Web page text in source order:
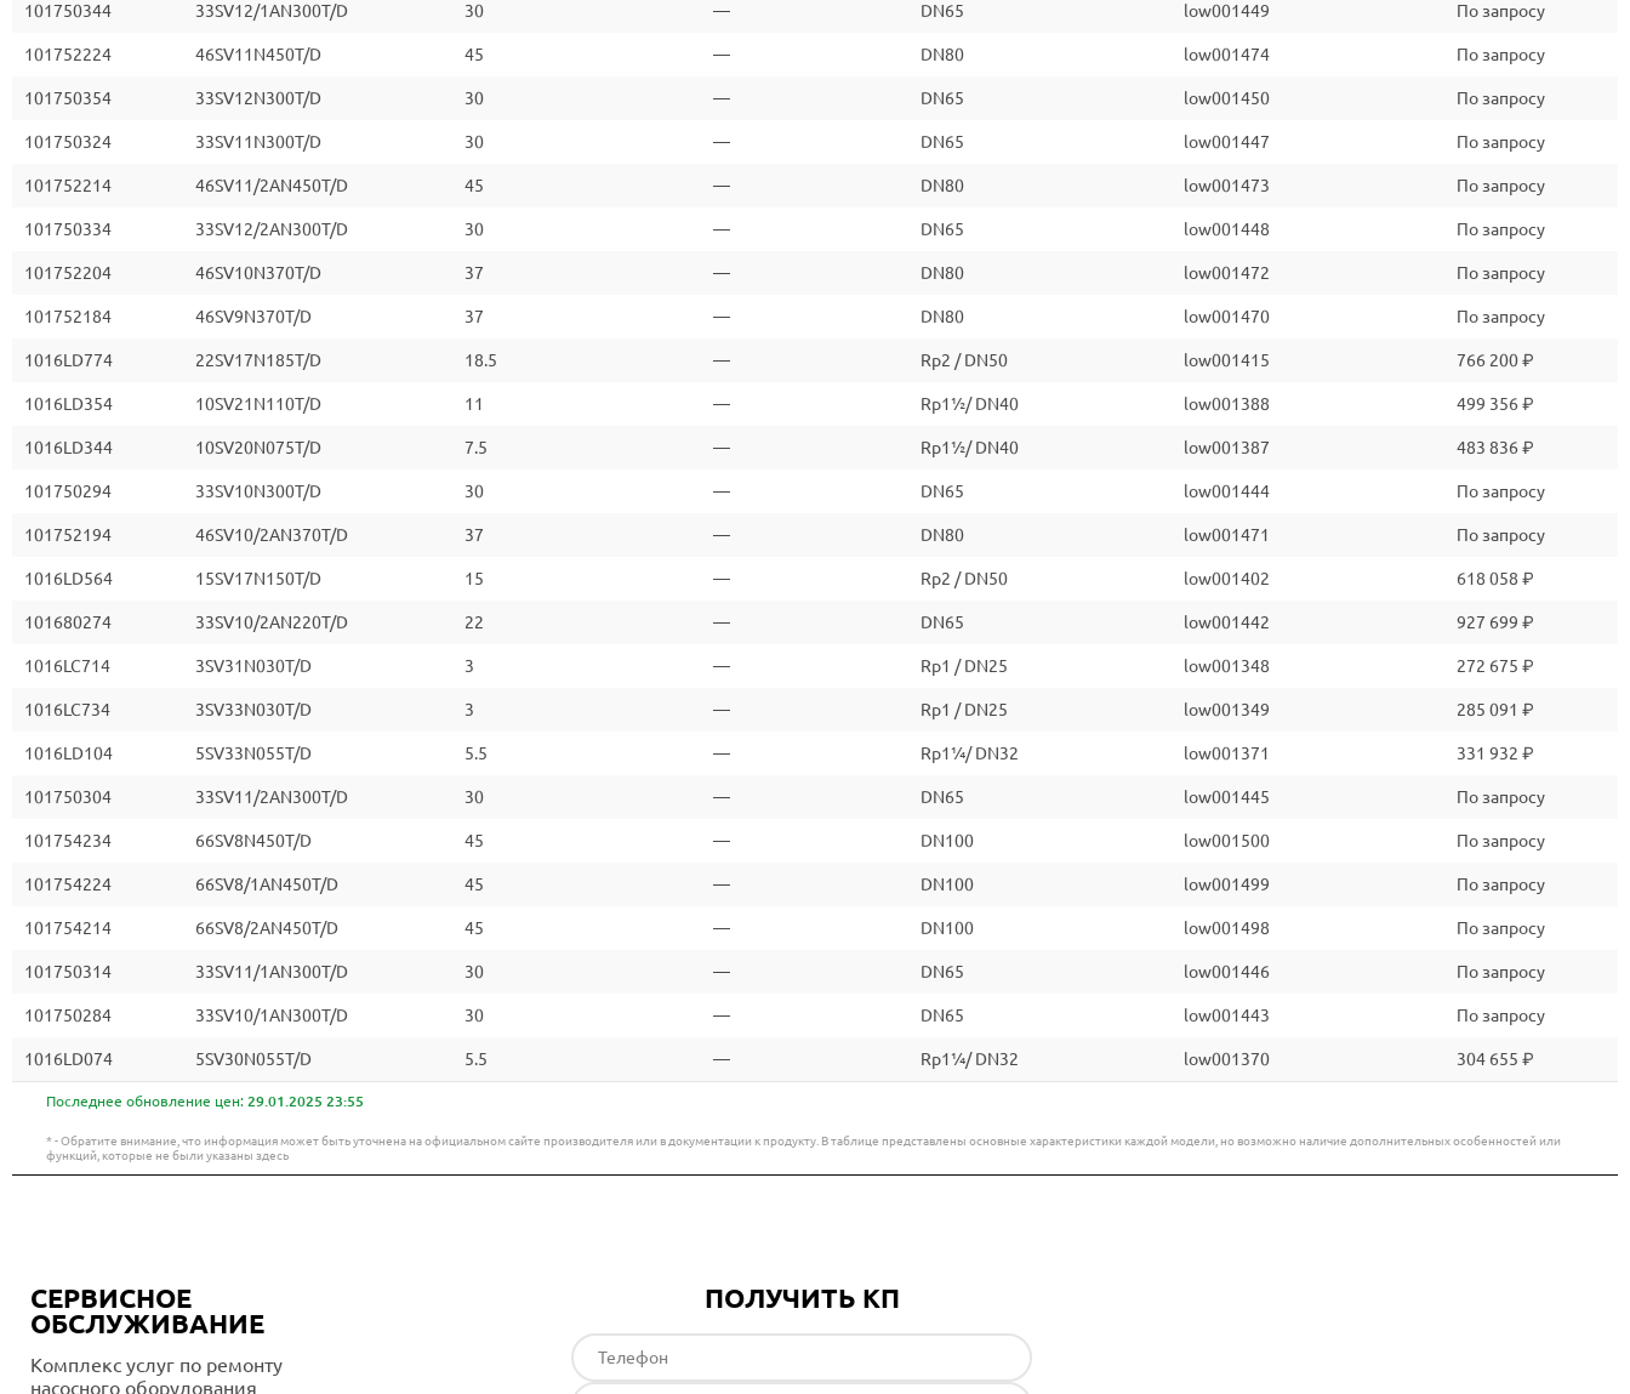
101750344 33SV12/1AN300T/D 30 — DN65 low001449 По запросу
101752224 46SV11N450T/D 45 — DN80 low001474 По запросу
101750354 33SV12N300T/D 30 — DN65 low001450 По запросу
101750324 33SV11N300T/D 30 — DN65 low001447 По запросу
101752214 46SV11/2AN450T/D 45 — DN80 low001473 По запросу
101750334 33SV12/2AN300T/D 30 — DN65 low001448 По запросу
101752204 46SV10N370T/D 37 — DN80 low001472 По запросу
101752184 46SV9N370T/D 37 — DN80 low001470 По запросу
1016LD774 22SV17N185T/D 18.5 — Rp2 / DN50 low001415 766 200 ₽
1016LD354 10SV21N110T/D 11 — Rp1½/ DN40 low001388 499 356 ₽
1016LD344 10SV20N075T/D 7.5 — Rp1½/ DN40 low001387 483 836 ₽
101750294 33SV10N300T/D 30 — DN65 low001444 По запросу
101752194 46SV10/2AN370T/D 37 — DN80 low001471 По запросу
1016LD564 15SV17N150T/D 15 — Rp2 / DN50 low001402 618 058 ₽
101680274 33SV10/2AN220T/D 22 — DN65 low001442 927 699 ₽
1016LC714 3SV31N030T/D 3 — Rp1 / DN25 low001348 272 675 ₽
1016LC734 3SV33N030T/D 3 — Rp1 / DN25 low001349 285 091 ₽
1016LD104 5SV33N055T/D 5.5 — Rp1¼/ DN32 low001371 331 932 ₽
101750304 33SV11/2AN300T/D 30 — DN65 low001445 По запросу
101754234 66SV8N450T/D 45 — DN100 low001500 По запросу
101754224 66SV8/1AN450T/D 45 — DN100 low001499 По запросу
101754214 66SV8/2AN450T/D 45 — DN100 low001498 По запросу
101750314 33SV11/1AN300T/D 30 — DN65 low001446 По запросу
101750284 33SV10/1AN300T/D 30 — DN65 low001443 По запросу
1016LD074 5SV30N055T/D 5.5 — Rp1¼/ DN32 low001370 304 655 ₽
Последнее обновление цен: 29.01.2025 23:55
* - Обратите внимание, что информация может быть уточнена на официальном сайте производителя или в документации к продукту. В таблице представлены основные характеристики каждой модели, но возможно наличие дополнительных особенностей или
функций, которые не были указаны здесь
СЕРВИСНОЕ
ОБСЛУЖИВАНИЕ
Комплекс услуг по ремонту
насосного оборудования
ПОЛУЧИТЬ КП